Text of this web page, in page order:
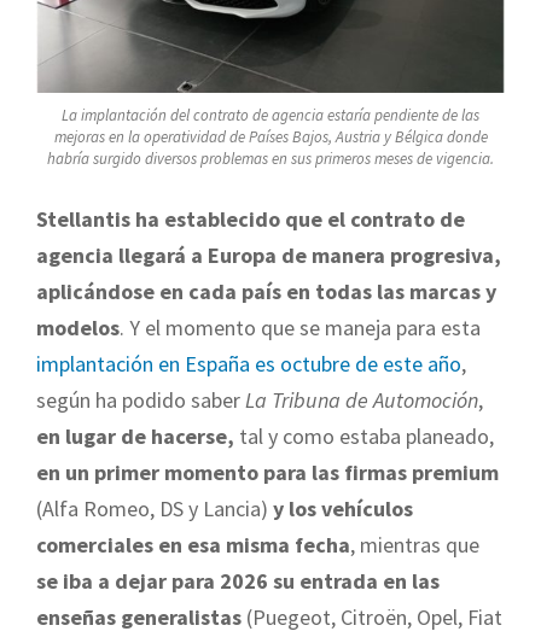
La implantación del contrato de agencia estaría pendiente de las
mejoras en la operatividad de Países Bajos, Austria y Bélgica donde
habría surgido diversos problemas en sus primeros meses de vigencia.
Stellantis ha establecido que el contrato de
agencia llegará a Europa de manera progresiva,
aplicándose en cada país en todas las marcas y
modelos. Y el momento que se maneja para esta
implantación en España es octubre de este año,
según ha podido saberLa Tribuna de Automoción,
en lugar de hacerse, tal y como estaba planeado,
en un primer momento para las firmas premium
(Alfa Romeo, DS y Lancia) y los vehículos
comerciales en esa misma fecha, mientras que
se iba a dejar para 2026 su entrada en las
enseñas generalistas (Puegeot, Citroën, Opel, Fiat